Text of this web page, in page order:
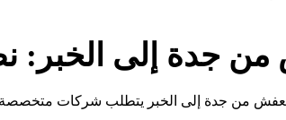
جدة إلى الخبر:
للعفش من جدة إلى الخبر يتطلب شركات متخصصة